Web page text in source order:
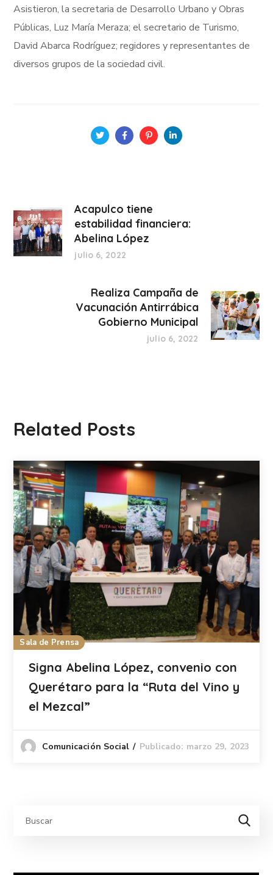
Asistieron, la secretaria de Desarrollo Urbano y Obras
Públicas, Luz María Meraza; el secretario de Turismo,
David Abarca Rodríguez; regidores y representantes de
diversos grupos de la sociedad civil.
Acapulco tiene
estabilidad financiera:
Abelina López
julio 6, 2022
Realiza Campaña de
Vacunación Antirrábica
Gobierno Municipal
julio 6, 2022
Related Posts
Sala de Prensa
Signa Abelina López, convenio con
Querétaro para la “Ruta del Vino y
el Mezcal”
Comunicación Social Publicado: marzo 29, 2023